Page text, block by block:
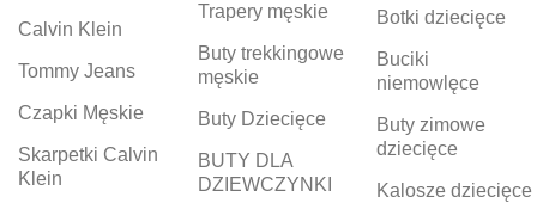
Calvin Klein
Tommy Jeans
Czapki Męskie
Skarpetki Calvin
Klein
Trapery męskie
Buty trekkingowe
męskie
Buty Dziecięce
BUTY DLA
DZIEWCZYNKI
Botki dziecięce
Buciki
niemowlęce
Buty zimowe
dziecięce
Kalosze dziecięce